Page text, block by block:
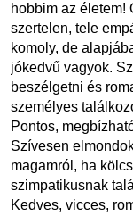
hobbim az életem!
szertelen, tele
komoly, de
jókedvű vagyok.
beszélgetni és
személyes
Pontos,
Szívesen
magamról, ha
szimpatikusnak
Kedves, vicces,